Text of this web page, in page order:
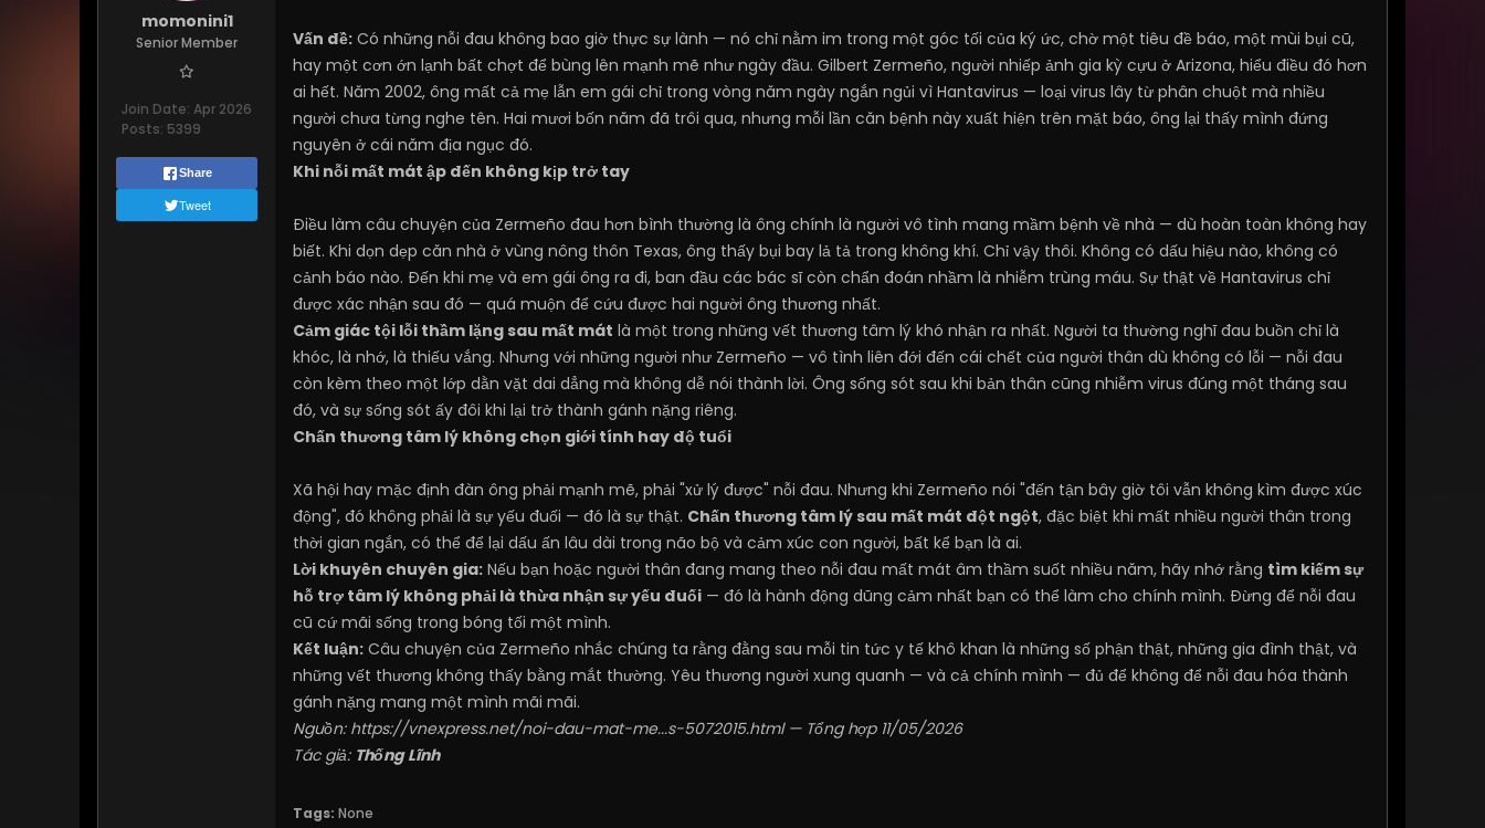
momonini1
Senior Member
Join Date: Apr 2026
Posts: 5399
Share
Tweet
Vấn đề: Có những nỗi đau không bao giờ thực sự lành — nó chỉ nằm im trong một góc tối của ký ức, chờ một tiêu đề báo, một mùi bụi cũ,
hay một cơn ớn lạnh bất chợt để bùng lên mạnh mẽ như ngày đầu. Gilbert Zermeño, người nhiếp ảnh gia kỳ cựu ở Arizona, hiểu điều đó hơn
ai hết. Năm 2002, ông mất cả mẹ lẫn em gái chỉ trong vòng năm ngày ngắn ngủi vì Hantavirus — loại virus lây từ phân chuột mà nhiều
người chưa từng nghe tên. Hai mươi bốn năm đã trôi qua, nhưng mỗi lần căn bệnh này xuất hiện trên mặt báo, ông lại thấy mình đứng
nguyên ở cái năm địa ngục đó.
Khi nỗi mất mát ập đến không kịp trở tay
Điều làm câu chuyện của Zermeño đau hơn bình thường là ông chính là người vô tình mang mầm bệnh về nhà — dù hoàn toàn không hay
biết. Khi dọn dẹp căn nhà ở vùng nông thôn Texas, ông thấy bụi bay lả tả trong không khí. Chỉ vậy thôi. Không có dấu hiệu nào, không có
cảnh báo nào. Đến khi mẹ và em gái ông ra đi, ban đầu các bác sĩ còn chẩn đoán nhầm là nhiễm trùng máu. Sự thật về Hantavirus chỉ
được xác nhận sau đó — quá muộn để cứu được hai người ông thương nhất.
Cảm giác tội lỗi thầm lặng sau mất mát là một trong những vết thương tâm lý khó nhận ra nhất. Người ta thường nghĩ đau buồn chỉ là
khóc, là nhớ, là thiếu vắng. Nhưng với những người như Zermeño — vô tình liên đới đến cái chết của người thân dù không có lỗi — nỗi đau
còn kèm theo một lớp dằn vặt dai dẳng mà không dễ nói thành lời. Ông sống sót sau khi bản thân cũng nhiễm virus đúng một tháng sau
đó, và sự sống sót ấy đôi khi lại trở thành gánh nặng riêng.
Chấn thương tâm lý không chọn giới tính hay độ tuổi
Xã hội hay mặc định đàn ông phải mạnh mẽ, phải "xử lý được" nỗi đau. Nhưng khi Zermeño nói "đến tận bây giờ tôi vẫn không kìm được xúc
động", đó không phải là sự yếu đuối — đó là sự thật. Chấn thương tâm lý sau mất mát đột ngột, đặc biệt khi mất nhiều người thân trong
thời gian ngắn, có thể để lại dấu ấn lâu dài trong não bộ và cảm xúc con người, bất kể bạn là ai.
Lời khuyên chuyên gia: Nếu bạn hoặc người thân đang mang theo nỗi đau mất mát âm thầm suốt nhiều năm, hãy nhớ rằng tìm kiếm sự
hỗ trợ tâm lý không phải là thừa nhận sự yếu đuối — đó là hành động dũng cảm nhất bạn có thể làm cho chính mình. Đừng để nỗi đau
cũ cứ mãi sống trong bóng tối một mình.
Kết luận: Câu chuyện của Zermeño nhắc chúng ta rằng đằng sau mỗi tin tức y tế khô khan là những số phận thật, những gia đình thật, và
những vết thương không thấy bằng mắt thường. Yêu thương người xung quanh — và cả chính mình — đủ để không để nỗi đau hóa thành
gánh nặng mang một mình mãi mãi.
Nguồn: https://vnexpress.net/noi-dau-mat-me...s-5072015.html— Tổng hợp 11/05/2026
Tác giả: Thống Lĩnh
Tags: None